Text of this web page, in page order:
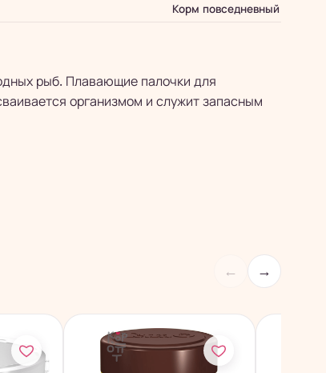
Корм повседневный
рыб. Плавающие палочки для
организмом и служит запасным
← →